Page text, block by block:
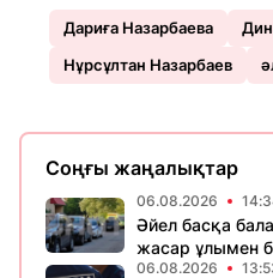
Дариға Назарбаева
Нұрсұлтан Назарбаев
Соңғы жаңалықтар
06.08.2026
Әйел басқа
жасар ұлымен
06.08.2026